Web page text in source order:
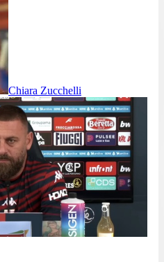
Chiara Zucchelli